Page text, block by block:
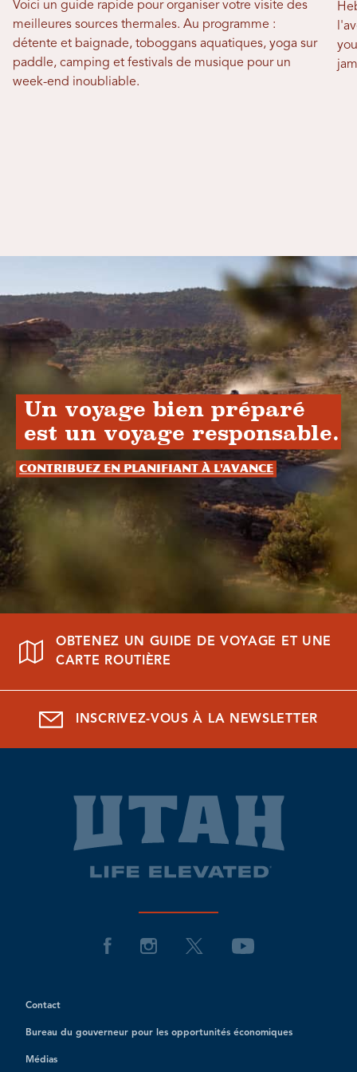
Voici un guide rapide pour organiser votre visite des
meilleures sources thermales. Au programme :
détente et baignade, toboggans aquatiques, yoga sur
paddle, camping et festivals de musique pour un
week-end inoubliable.
Un voyage bien préparé
est un voyage responsable.
Contribuez en planifiant à l'avance
OBTENEZ UN GUIDE DE VOYAGE ET UNE
CARTE ROUTIÈRE
INSCRIVEZ-VOUS À LA NEWSLETTER
Contact
Bureau du gouverneur pour les opportunités économiques
Médias